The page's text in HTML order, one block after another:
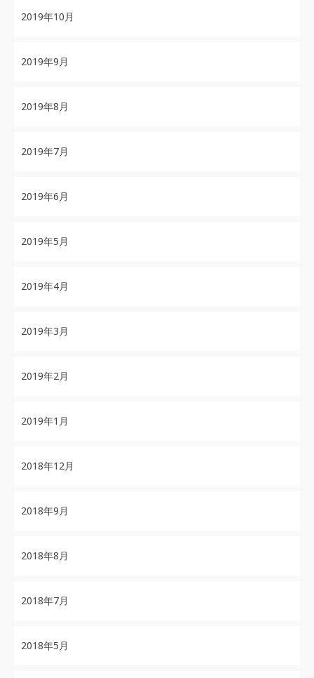
2019年10月
2019年9月
2019年8月
2019年7月
2019年6月
2019年5月
2019年4月
2019年3月
2019年2月
2019年1月
2018年12月
2018年9月
2018年8月
2018年7月
2018年5月